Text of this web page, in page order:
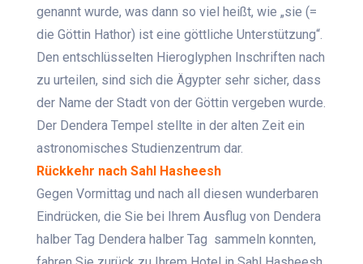
genannt wurde, was dann so viel heißt, wie „sie (=
die Göttin Hathor) ist eine göttliche Unterstützung“.
Den entschlüsselten Hieroglyphen Inschriften nach
zu urteilen, sind sich die Ägypter sehr sicher, dass
der Name der Stadt von der Göttin vergeben wurde.
Der Dendera Tempel stellte in der alten Zeit ein
astronomisches Studienzentrum dar.
Rückkehr nach Sahl Hasheesh
Gegen Vormittag und nach all diesen wunderbaren
Eindrücken, die Sie bei Ihrem Ausflug von Dendera
halber Tag Dendera halber Tag sammeln konnten,